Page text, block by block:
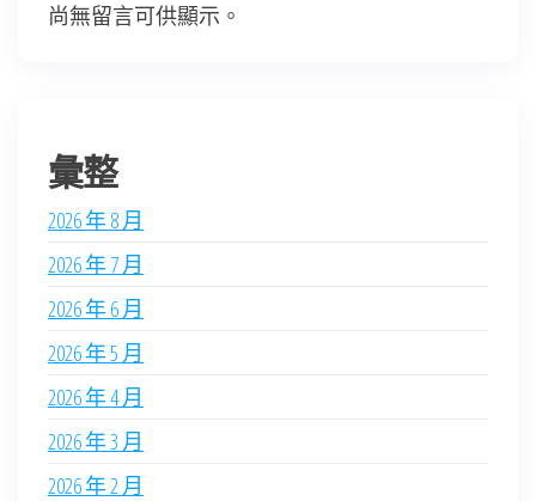
尚無留言可供顯示。
彙整
2026 年 8 月
2026 年 7 月
2026 年 6 月
2026 年 5 月
2026 年 4 月
2026 年 3 月
2026 年 2 月